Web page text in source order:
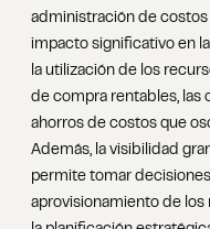
administración de
impacto significativo en
la utilización de los
de compra rentables, las
ahorros de costos que
Además, la visibilidad
permite tomar
aprovisionamiento de los